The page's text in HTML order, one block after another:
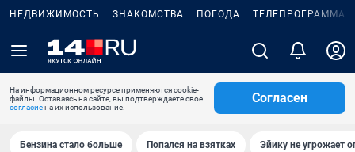
НЕДВИЖИМОСТЬ ЗНАКОМСТВА ПОГОДА ТЕЛЕПРОГРАММА
На информационном ресурсе применяются cookie-
файлы. Оставаясь на сайте, вы подтверждаете свое
согласиена их использование.
Согласен
Бензина стало больше Попался на взятках Эйику не угрожает